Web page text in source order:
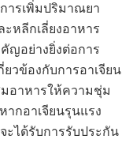
ารเพิ่มปริมาณยา
หลีกเลี่ยงอาหาร
ญอย่างยิ่งต่อการ
วข้องกับการอาเจียน
อาหารให้ความชุ่ม
กอาเจียนรุนแรง
ะได้รับการรับประกัน